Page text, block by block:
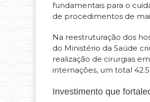
fundamentais para o
de procedimentos de
Na reestruturação dos
do Ministério da Saúde
realização de cirurgias
internações, um total
Investimento que